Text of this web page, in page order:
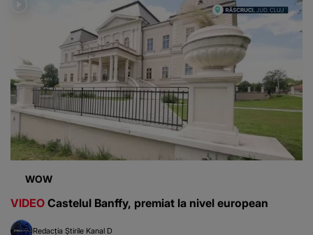
WOW
VIDEO Castelul Banffy, premiat la nivel european
Redacția Știrile Kanal D